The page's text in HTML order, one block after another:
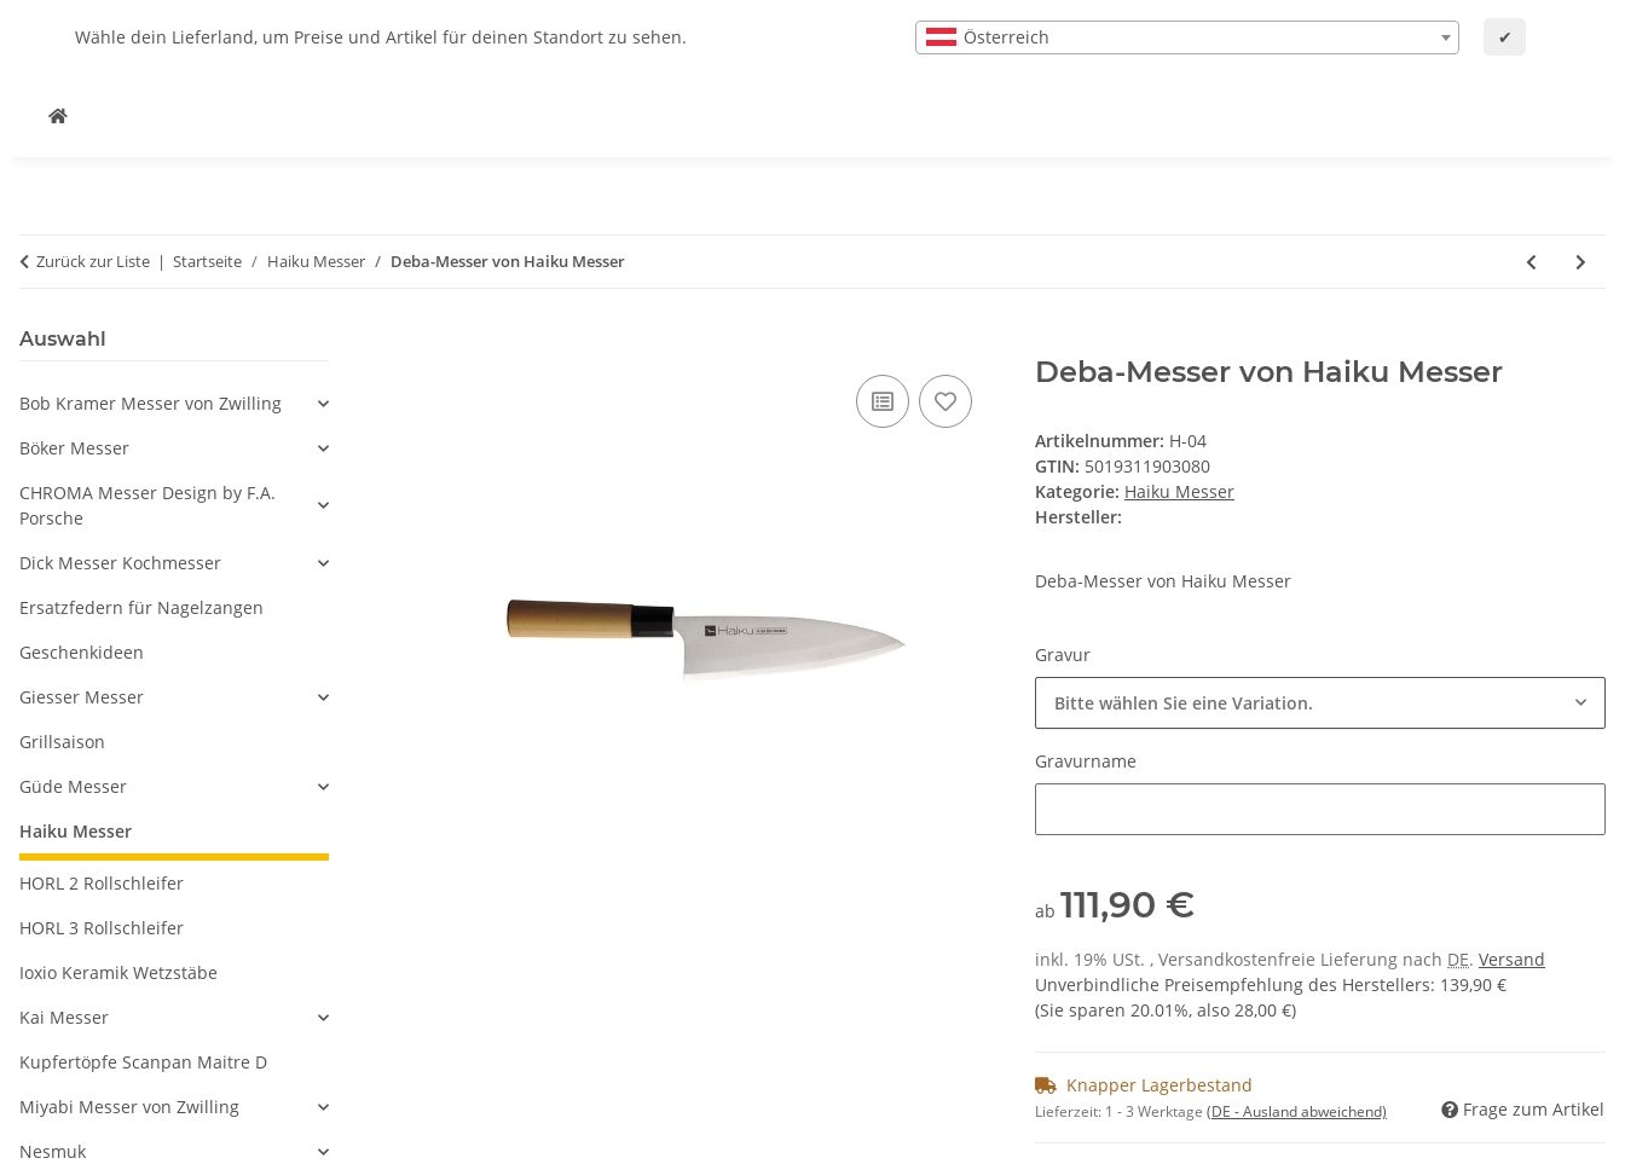
Wähle dein Lieferland, um Preise und Artikel für deinen Standort zu sehen. Österreich ✔
Zurück zur Liste Startseite Haiku Messer Deba-Messer von Haiku Messer
Deba-Messer von Haiku Messer
Artikelnummer: H-04
GTIN: 5019311903080
Kategorie: Haiku Messer
Hersteller:
Deba-Messer von Haiku Messer
Gravur
Bitte wählen Sie eine Variation.
Gravurname
ab 111,90 €
inkl. 19% USt. , Versandkostenfreie Lieferung nach DE. Versand
Unverbindliche Preisempfehlung des Herstellers: 139,90 €
(Sie sparen 20.01%, also 28,00 €)
Knapper Lagerbestand
Lieferzeit: 1 - 3 Werktage (DE - Ausland abweichend) Frage zum Artikel
Auswahl
Bob Kramer Messer von Zwilling
Böker Messer
CHROMA Messer Design by F.A.
Porsche
Dick Messer Kochmesser
Ersatzfedern für Nagelzangen
Geschenkideen
Giesser Messer
Grillsaison
Güde Messer
Haiku Messer
HORL 2 Rollschleifer
HORL 3 Rollschleifer
Ioxio Keramik Wetzstäbe
Kai Messer
Kupfertöpfe Scanpan Maitre D
Miyabi Messer von Zwilling
Nesmuk